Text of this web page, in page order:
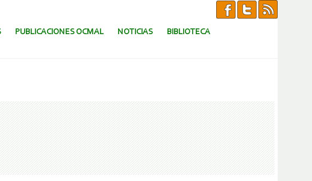
PUBLICACIONES OCMAL NOTICIAS BIBLIOTECA